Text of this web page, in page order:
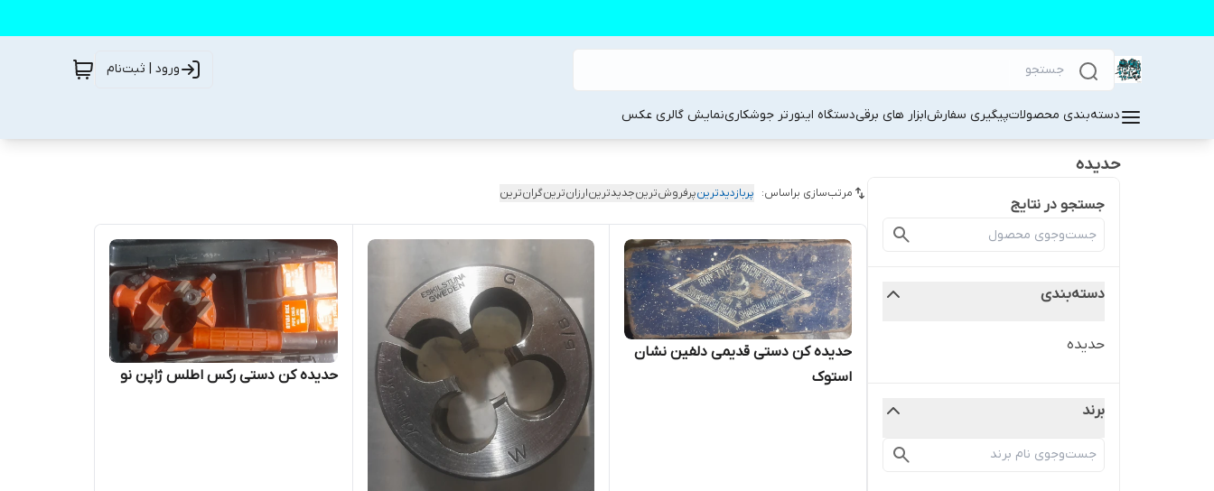
ورود | ثبت‌نام
دسته‌بندی محصولاتپیگیری سفارشابزار های برقیدستگاه اینورتر جوشکارینمایش گالری عکس
حدیده
جستجو در نتایج
دسته‌بندی
حدیده
برند
مرتب‌سازی براساس: پربازدیدترینپرفروش‌ترینجدیدترینارزان‌ترینگران‌ترین
حدیده کن دستی قدیمی دلفین نشان
استوک
حدیده کن دستی رکس اطلس ژاپن نو